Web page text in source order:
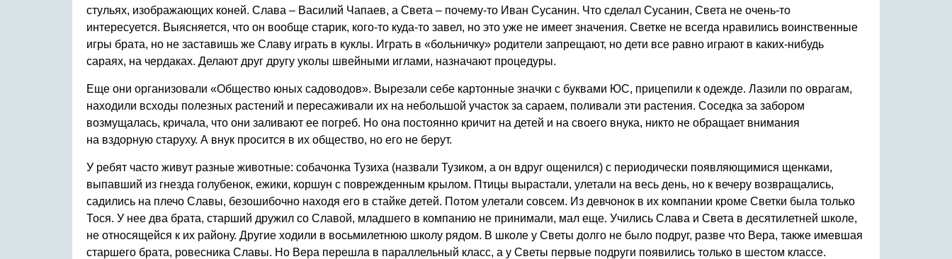
стульях, изображающих коней. Слава – Василий Чапаев, а Света – почему-то Иван Сусанин. Что сделал Сусанин, Света не очень-то
интересуется. Выясняется, что он вообще старик, кого-то куда-то завел, но это уже не имеет значения. Светке не всегда нравились воинственные
игры брата, но не заставишь же Славу играть в куклы. Играть в «больничку» родители запрещают, но дети все равно играют в каких-нибудь
сараях, на чердаках. Делают друг другу уколы швейными иглами, назначают процедуры.
Еще они организовали «Общество юных садоводов». Вырезали себе картонные значки с буквами ЮС, прицепили к одежде. Лазили по оврагам,
находили всходы полезных растений и пересаживали их на небольшой участок за сараем, поливали эти растения. Соседка за забором
возмущалась, кричала, что они заливают ее погреб. Но она постоянно кричит на детей и на своего внука, никто не обращает внимания
на вздорную старуху. А внук просится в их общество, но его не берут.
У ребят часто живут разные животные: собачонка Тузиха (назвали Тузиком, а он вдруг ощенился) с периодически появляющимися щенками,
выпавший из гнезда голубенок, ежики, коршун с поврежденным крылом. Птицы вырастали, улетали на весь день, но к вечеру возвращались,
садились на плечо Славы, безошибочно находя его в стайке детей. Потом улетали совсем. Из девчонок в их компании кроме Светки была только
Тося. У нее два брата, старший дружил со Славой, младшего в компанию не принимали, мал еще. Учились Слава и Света в десятилетней школе,
не относящейся к их району. Другие ходили в восьмилетнюю школу рядом. В школе у Светы долго не было подруг, разве что Вера, также имевшая
старшего брата, ровесника Славы. Но Вера перешла в параллельный класс, а у Светы первые подруги появились только в шестом классе.